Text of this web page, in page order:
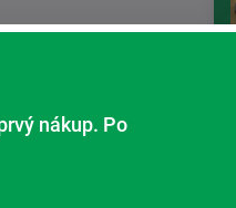
nákup. Po